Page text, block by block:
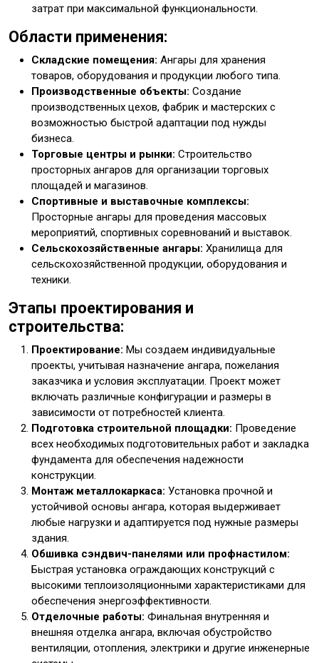
затрат при максимальной функциональности.
Области применения:
Складские помещения: Ангары для хранения
товаров, оборудования и продукции любого типа.
Производственные объекты: Создание
производственных цехов, фабрик и мастерских с
возможностью быстрой адаптации под нужды
бизнеса.
Торговые центры и рынки: Строительство
просторных ангаров для организации торговых
площадей и магазинов.
Спортивные и выставочные комплексы:
Просторные ангары для проведения массовых
мероприятий, спортивных соревнований и выставок.
Сельскохозяйственные ангары: Хранилища для
сельскохозяйственной продукции, оборудования и
техники.
Этапы проектирования и
строительства:
Проектирование: Мы создаем индивидуальные
проекты, учитывая назначение ангара, пожелания
заказчика и условия эксплуатации. Проект может
включать различные конфигурации и размеры в
зависимости от потребностей клиента.
Подготовка строительной площадки: Проведение
всех необходимых подготовительных работ и закладка
фундамента для обеспечения надежности
конструкции.
Монтаж металлокаркаса: Установка прочной и
устойчивой основы ангара, которая выдерживает
любые нагрузки и адаптируется под нужные размеры
здания.
Обшивка сэндвич-панелями или профнастилом:
Быстрая установка ограждающих конструкций с
высокими теплоизоляционными характеристиками для
обеспечения энергоэффективности.
Отделочные работы: Финальная внутренняя и
внешняя отделка ангара, включая обустройство
вентиляции, отопления, электрики и другие инженерные